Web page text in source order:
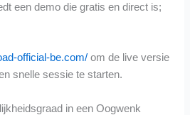
een demo die gratis en direct is;
official-be.com/ om de live versie
snelle sessie te starten.
in een Oogwenk